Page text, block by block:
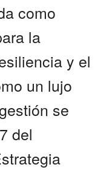
como
la
y el
un lujo
se
del